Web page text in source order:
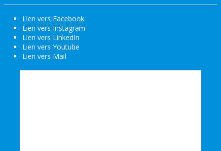
Lien vers Facebook
Lien vers Instagram
Lien vers LinkedIn
Lien vers Youtube
Lien vers Mail